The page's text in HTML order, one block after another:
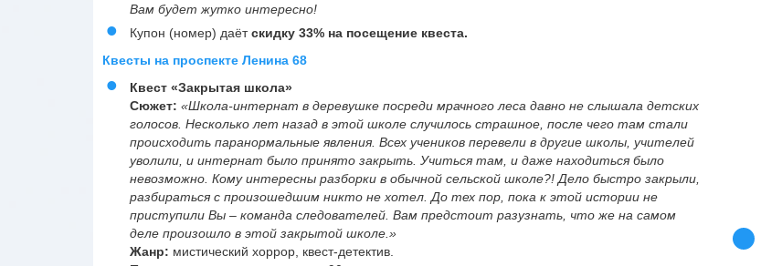
Вам будет жутко интересно!
Купон (номер) даётскидку 33% на посещение квеста.
Квесты на проспекте Ленина 68
Квест «Закрытая школа»
Сюжет: «Школа-интернат в деревушке посреди мрачного леса давно не слышала детских
голосов. Несколько лет назад в этой школе случилось страшное, после чего там стали
происходить паранормальные явления. Всех учеников перевели в другие школы, учителей
уволили, и интернат было принято закрыть. Учиться там, и даже находиться было
невозможно. Кому интересны разборки в обычной сельской школе?! Дело быстро закрыли,
разбираться с произошедшим никто не хотел. До тех пор, пока к этой истории не
приступили Вы – команда следователей. Вам предстоит разузнать, что же на самом
деле произошло в этой закрытой школе.»
Жанр: мистический хоррор, квест-детектив.